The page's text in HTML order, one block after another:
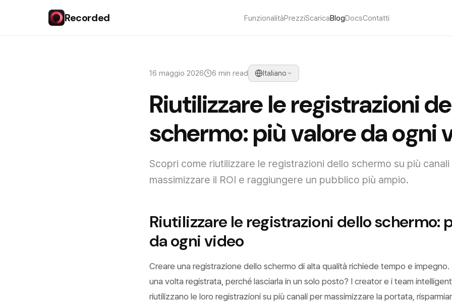
Recorded FunzionalitàPrezziScaricaBlogDocsContatti
16 maggio 2026 6 min read Italiano
Riutilizzare le registrazioni
schermo: più valore da ogni
Scopri come riutilizzare le registrazioni dello schermo su più
massimizzare il ROI e raggiungere un pubblico più ampio.
Riutilizzare le registrazioni dello schermo:
da ogni video
Creare una registrazione dello schermo di alta qualità richiede tempo e impegno.
una volta registrata, perché lasciarla in un solo posto? I creator e i team
riutilizzano le loro registrazioni su più canali per massimizzare la portata,